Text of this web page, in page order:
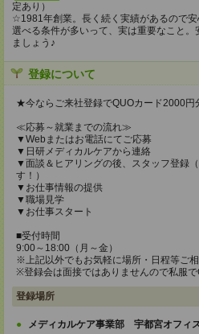
定あり）
☆1981年創業。長く続く実績があるので安
選べる条件が多いって、実は重要なこと
ましょう♪
登録について
★今ならご来社登録でQUOカード2000
≪応募～就業までの流れ≫
▼Webまたはお電話にてご応募
▼日研メディカルケアから連絡
▼面談＆ヒアリングの後、スタッフ登録
す！）
▼お仕事情報の提供
▼職場見学
▼お仕事スタート
■受付時間
9:00～18:00（月～金）
※上記以外でもお気軽に場所・日程等ご
※登録会は面接ではありませんので私服で
登録場所
メディカルケア事業部 宇都宮オフィ